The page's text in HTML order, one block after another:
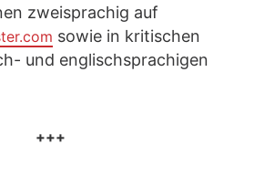
zweisprachig auf
sowie in kritischen
und englischsprachigen
+++